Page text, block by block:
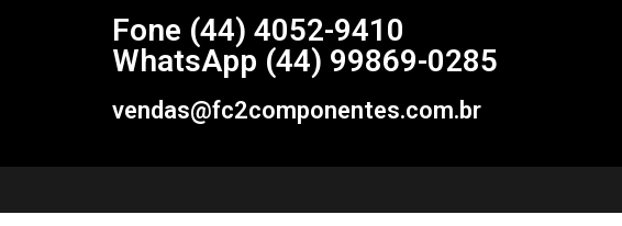
Fone (44) 4052-9410
WhatsApp (44) 99869-0285
vendas@fc2componentes.com.br